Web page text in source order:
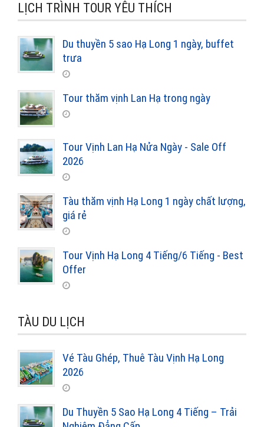
LỊCH TRÌNH TOUR YÊU THÍCH
Du thuyền 5 sao Hạ Long 1 ngày, buffet
trưa
Tour thăm vịnh Lan Hạ trong ngày
Tour Vịnh Lan Hạ Nửa Ngày - Sale Off
2026
Tàu thăm vịnh Hạ Long 1 ngày chất lượng,
giá rẻ
Tour Vịnh Hạ Long 4 Tiếng/6 Tiếng - Best
Offer
TÀU DU LỊCH
Vé Tàu Ghép, Thuê Tàu Vịnh Hạ Long
2026
Du Thuyền 5 Sao Hạ Long 4 Tiếng – Trải